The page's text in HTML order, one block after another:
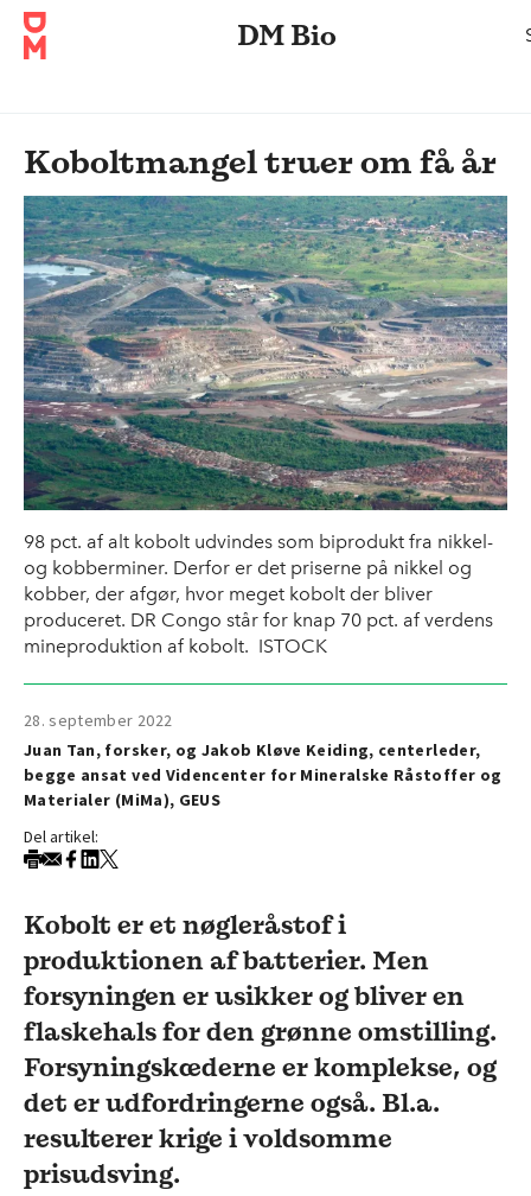
DM Bio
Koboltmangel truer om få år
98 pct. af alt kobolt udvindes som biprodukt fra nikkel-
og kobberminer. Derfor er det priserne på nikkel og
kobber, der afgør, hvor meget kobolt der bliver
produceret. DR Congo står for knap 70 pct. af verdens
mineproduktion af kobolt. ISTOCK
28. september 2022
Juan Tan, forsker, og Jakob Kløve Keiding, centerleder,
begge ansat ved Videncenter for Mineralske Råstoffer og
Materialer (MiMa), GEUS
Del artikel:
Kobolt er et nøgleråstof i
produktionen af batterier. Men
forsyningen er usikker og bliver en
flaskehals for den grønne omstilling.
Forsyningskæderne er komplekse, og
det er udfordringerne også. Bl.a.
resulterer krige i voldsomme
prisudsving.